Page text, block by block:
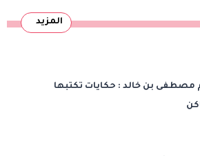
المزيد
مصطفى بن خالد : حكايات تكتبها